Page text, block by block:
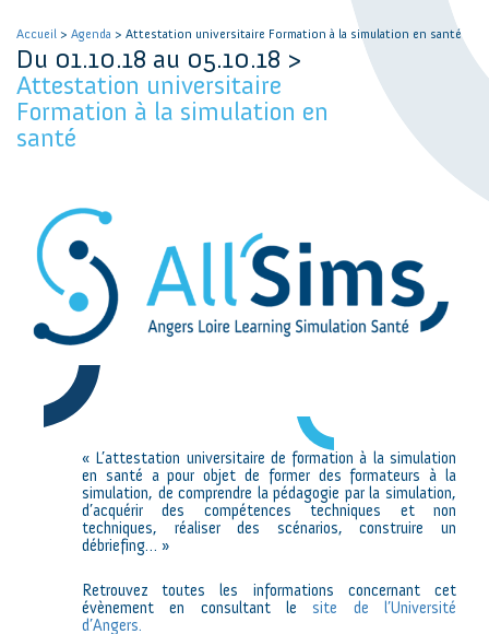
Accueil > Agenda > Attestation universitaire Formation à la simulation en santé
Du 01.10.18 au 05.10.18 >
Attestation universitaire
Formation à la simulation en
santé
« L’attestation universitaire de formation à la simulation
en santé a pour objet de former des formateurs à la
simulation, de comprendre la pédagogie par la simulation,
d’acquérir des compétences techniques et non
techniques, réaliser des scénarios, construire un
débriefing… »
Retrouvez toutes les informations concernant cet
évènement en consultant le site de l’Université
d’Angers.